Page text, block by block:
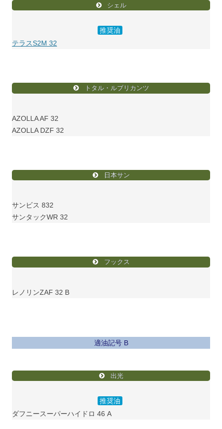
シェル
推奨油
テラスS2M 32
トタル・ルブリカンツ
AZOLLA AF 32
AZOLLA DZF 32
日本サン
サンビス 832
サンタックWR 32
フックス
レノリンZAF 32 B
適油記号 B
出光
推奨油
ダフニースーパーハイドロ 46 A